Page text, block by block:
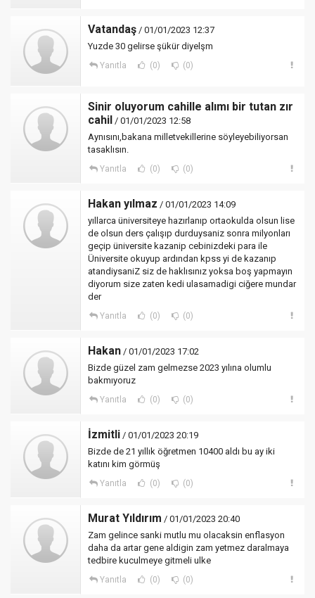
Vatandaş / 01/01/2023 12:37
Yuzde 30 gelirse şükür diyelşm
Yanıtla (0) (0)
Sinir oluyorum cahille alımı bir tutan zır
cahil / 01/01/2023 12:58
Aynısını,bakana milletvekillerine söyleyebiliyorsan
tasaklısın.
Yanıtla (0) (0)
Hakan yılmaz / 01/01/2023 14:09
yıllarca üniversiteye hazırlanıp ortaokulda olsun lise
de olsun ders çalışıp durduysaniz sonra milyonları
geçip üniversite kazanip cebinizdeki para ile
Üniversite okuyup ardından kpss yi de kazanıp
atandiysaniZ siz de haklısınız yoksa boş yapmayın
diyorum size zaten kedi ulasamadigi ciğere mundar
der
Yanıtla (0) (0)
Hakan / 01/01/2023 17:02
Bizde güzel zam gelmezse 2023 yılına olumlu
bakmıyoruz
Yanıtla (0) (0)
İzmitli / 01/01/2023 20:19
Bizde de 21 yıllık öğretmen 10400 aldı bu ay iki
katını kim görmüş
Yanıtla (0) (0)
Murat Yıldırım / 01/01/2023 20:40
Zam gelince sanki mutlu mu olacaksin enflasyon
daha da artar gene aldigin zam yetmez daralmaya
tedbire kuculmeye gitmeli ulke
Yanıtla (0) (0)